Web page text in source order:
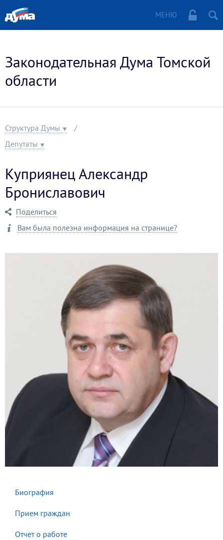
МЕНЮ
Законодательная Дума Томской
области
Структура Думы
Депутаты
Куприянец Александр
Брониславович
Поделиться
Вам была полезна информация на странице?
Биография
Прием граждан
Отчет о работе